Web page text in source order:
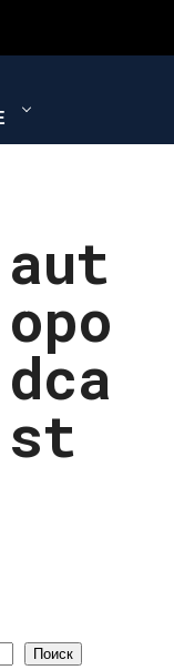
aut
opo
dca
st
Поиск